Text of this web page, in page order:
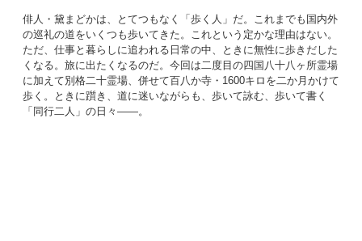
俳人・黛まどかは、とてつもなく「歩く人」だ。これまでも国内外
の巡礼の道をいくつも歩いてきた。これという定かな理由はない。
ただ、仕事と暮らしに追われる日常の中、ときに無性に歩きだした
くなる。旅に出たくなるのだ。今回は二度目の四国八十八ヶ所霊場
に加えて別格二十霊場、併せて百八か寺・1600キロを二か月かけて
歩く。ときに躓き、道に迷いながらも、歩いて詠む、歩いて書く
「同行二人」の日々――。